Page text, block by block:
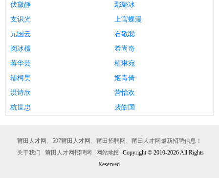
伏黛静
鄢璐冰
支识光
上官蝶漫
元国云
石敬聪
闵冰檀
希尚奇
蒋华芸
植琳宛
辅柯昊
姬青倚
洪诗欣
营怡欢
杭世忠
裴皓国
莆田人才网、597莆田人才网、莆田招聘网、莆田人才网最新招聘信息！
关于我们
莆田人才网招聘网 网站地图 Copyright © 2010-2026 All Rights
Reserved.